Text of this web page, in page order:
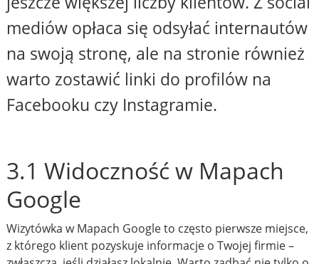
mediów opłaca się odsyłać internautów
na swoją stronę, ale na stronie również
warto zostawić linki do profilów na
Facebooku czy Instagramie.
3.1 Widoczność w Mapach
Google
Wizytówka w Mapach Google to często pierwsze miejsce,
z którego klient pozyskuje informacje o Twojej firmie –